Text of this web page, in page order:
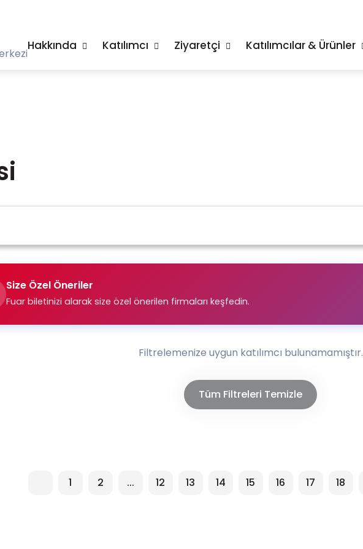
Hakkında Katılımcı Ziyaretçi Katılımcılar & Ürünler
Size Özel Öneriler
Fuar biletinizi alarak size özel önerilen firmaları keşfedin.
Filtrelemenize uygun katılımcı bulunamamıştır.
Tüm Filtreleri Temizle
1 2 ... 12 13 14 15 16 17 18